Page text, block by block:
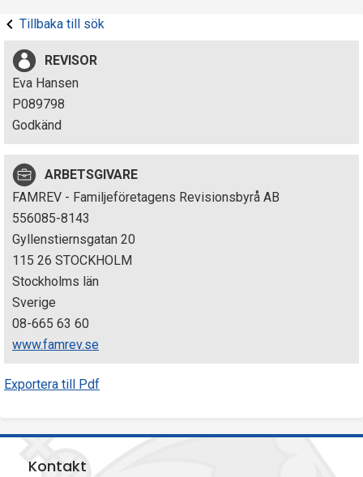
r
s
i
n
p
e
k
t
i
o
n
n
Tillbaka till sök
REVISOR
Eva Hansen
P089798
Godkänd
ARBETSGIVARE
FAMREV - Familjeföretagens Revisionsbyrå AB
556085-8143
Gyllenstiernsgatan 20
115 26 STOCKHOLM
Stockholms län
Sverige
08-665 63 60
www.famrev.se
Exportera till Pdf
Kontakt